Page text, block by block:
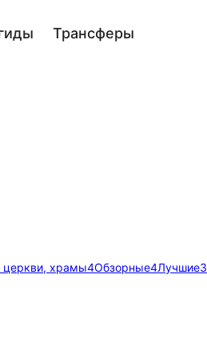
Трансферы
храмы4Обзорные4Лучшие3